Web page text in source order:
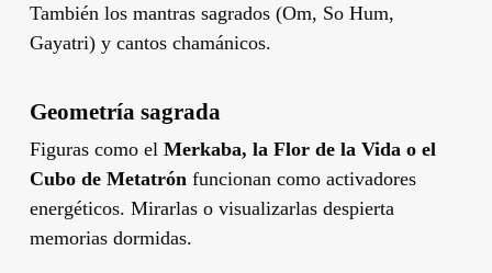
También los mantras sagrados (Om, So Hum,
Gayatri) y cantos chamánicos.
Geometría sagrada
Figuras como el Merkaba, la Flor de la Vida o el
Cubo de Metatrón funcionan como activadores
energéticos. Mirarlas o visualizarlas despierta
memorias dormidas.